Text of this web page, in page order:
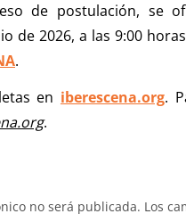
de postulación, se
de 2026, a las 9:00
.
en iberescena.org.
.
no será publicada. Los